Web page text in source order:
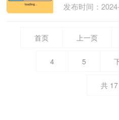
发布时间：
首页 上一页
4 5
共 17